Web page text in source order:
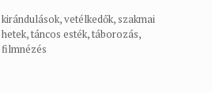
kirándulások, vetélkedők, szakmai
hetek, táncos esték, táborozás,
filmnézés